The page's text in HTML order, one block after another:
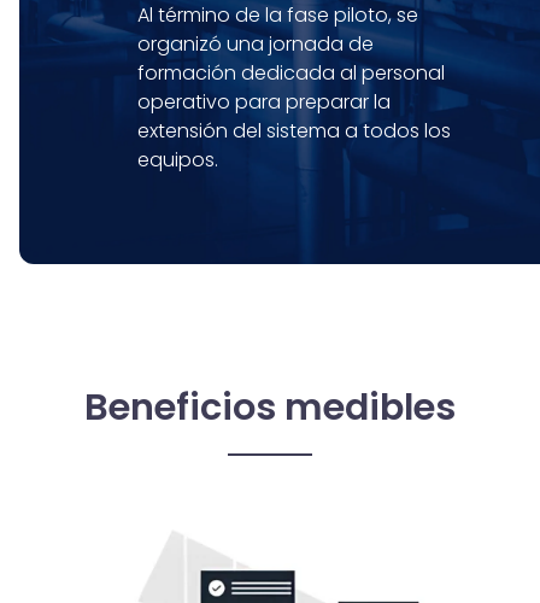
Al término de la fase piloto, se
organizó una jornada de
formación dedicada al personal
operativo para preparar la
extensión del sistema a todos los
equipos.
Beneficios medibles